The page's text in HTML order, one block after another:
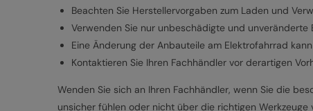
Beachten Sie Herstellervorgaben zum Laden und
Verwenden Sie nur unbeschädigte und unveränderte
Eine Änderung der Anbauteile am Elektrofahrrad
Kontaktieren Sie Ihren Fachhändler vor derartigen
Wenden Sie sich an Ihren Fachhändler, wenn Sie die
unsicher fühlen oder nicht über die richtigen Werkzeuge